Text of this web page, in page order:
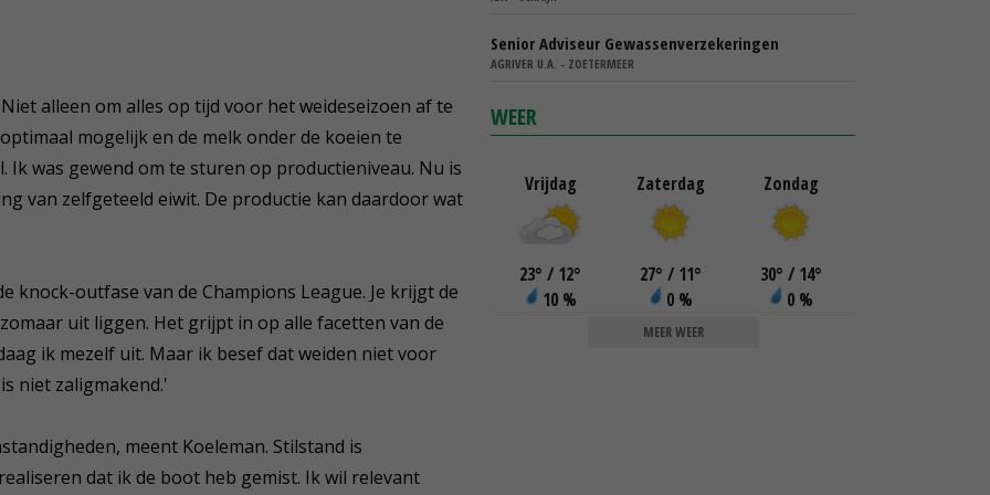
alleen om alles op tijd voor het weideseizoen af te
mogelijk en de melk onder de koeien te
Ik was gewend om te sturen op productieniveau. Nu is
van zelfgeteeld eiwit. De productie kan daardoor wat
knock-outfase van de Champions League. Je krijgt de
uit liggen. Het grijpt in op alle facetten van de
ik mezelf uit. Maar ik besef dat weiden niet voor
niet zaligmakend.'
meent Koeleman. Stilstand is
dat ik de boot heb gemist. Ik wil relevant
Senior Adviseur Gewassenverzekeringen
AGRIVER U.A. - ZOETERMEER
WEER
Vrijdag
23° / 12°
10 %
Zaterdag
27° / 11°
0 %
Zondag
30° / 14°
0 %
MEER WEER